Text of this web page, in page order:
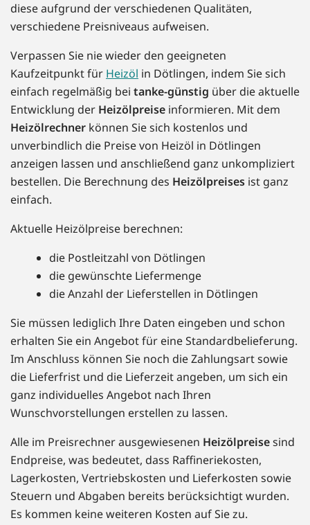
diese aufgrund der verschiedenen Qualitäten,
verschiedene Preisniveaus aufweisen.
Verpassen Sie nie wieder den geeigneten
Kaufzeitpunkt für Heizöl in Dötlingen, indem Sie sich
einfach regelmäßig bei tanke-günstig über die aktuelle
Entwicklung der Heizölpreise informieren. Mit dem
Heizölrechner können Sie sich kostenlos und
unverbindlich die Preise von Heizöl in Dötlingen
anzeigen lassen und anschließend ganz unkompliziert
bestellen. Die Berechnung des Heizölpreises ist ganz
einfach.
Aktuelle Heizölpreise berechnen:
die Postleitzahl von Dötlingen
die gewünschte Liefermenge
die Anzahl der Lieferstellen in Dötlingen
Sie müssen lediglich Ihre Daten eingeben und schon
erhalten Sie ein Angebot für eine Standardbelieferung.
Im Anschluss können Sie noch die Zahlungsart sowie
die Lieferfrist und die Lieferzeit angeben, um sich ein
ganz individuelles Angebot nach Ihren
Wunschvorstellungen erstellen zu lassen.
Alle im Preisrechner ausgewiesenen Heizölpreisesind
Endpreise, was bedeutet, dass Raffineriekosten,
Lagerkosten, Vertriebskosten und Lieferkosten sowie
Steuern und Abgaben bereits berücksichtigt wurden.
Es kommen keine weiteren Kosten auf Sie zu.